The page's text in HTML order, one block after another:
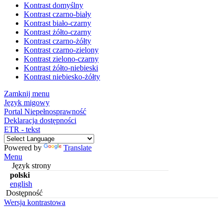
Kontrast domyślny
Kontrast czarno-biały
Kontrast biało-czarny
Kontrast żółto-czarny
Kontrast czarno-żółty
Kontrast czarno-zielony
Kontrast zielono-czarny
Kontrast żółto-niebieski
Kontrast niebiesko-żółty
Zamknij menu
Język migowy
Portal Niepełnosprawność
Deklaracja dostępności
ETR - tekst
Powered by
Translate
Menu
Język strony
polski
english
Dostępność
Wersja kontrastowa